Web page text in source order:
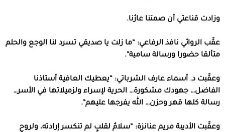
وزادت قناعتي أن صمتنا عارُنا.
عقّب الروائي نافذ الرفاعي: “ما زلت يا صديقي تسرد لنا الوجع والحلم
متألقا حضورا ورسالة سامية“.
وعقّبت د. أسماء عارف الشرباتي: “يعطيك العافية أستاذنا
الفاضل… جهودك مشكورة… الحرية لإسراء ولزميلاتها في الأسر…
رسالة كلها قهر وحزن… الله يفرجها عليهم“
.
وعقّبت الأديبة مريم عنانزة: “سلامٌ لقلبٍ لم تنكسر إرادته، ولروحٍ